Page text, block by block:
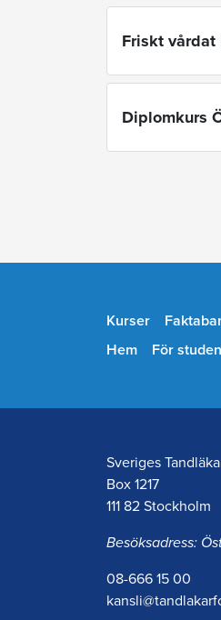
Friskt vårdat
Diplomkurs
Kurser
Hem
För
Sveriges
Box 1217
111 82 Stockholm
Besöksadress:
08-666 15 00